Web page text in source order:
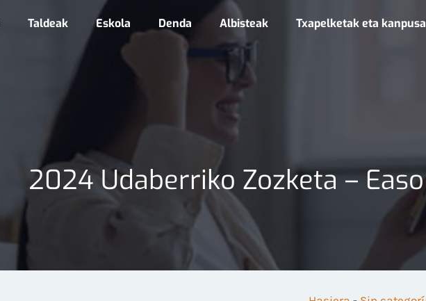
Taldeak Eskola Denda Albisteak Txapelketak eta
2024 Udaberriko Zozketa –